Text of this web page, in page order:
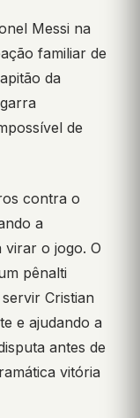
Messi na
familiar de
da
de
contra o
a
virar o jogo. O
pênalti
Cristian
e ajudando a
antes de
vitória